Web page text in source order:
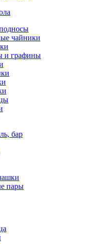
чайники
и графины
бар
пары